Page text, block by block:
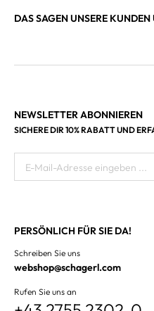
DAS SAGEN UNSERE KUNDEN
NEWSLETTER ABONNIEREN
SICHERE DIR 10% RABATT UND
E-Mail-Adresse eingeben ...
PERSÖNLICH FÜR SIE DA!
Schreiben Sie uns
webshop@schagerl.com
Rufen Sie uns an